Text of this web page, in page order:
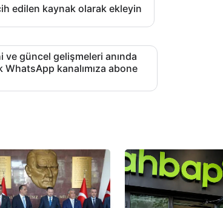
edilen kaynak olarak ekleyin
ve güncel gelişmeleri anında
kanalımıza abone